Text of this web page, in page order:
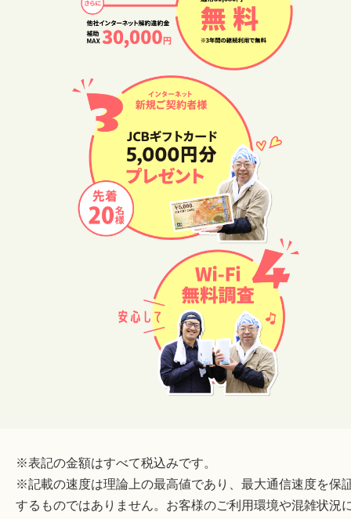
※表記の金額はすべて税込みです。
※記載の速度は理論上の最高値であり、最大通信速度を保
するものではありません。お客様のご利用環境や混雑状況